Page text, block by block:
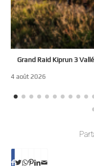
Grand Raid Kiprun 3
4 août 2026